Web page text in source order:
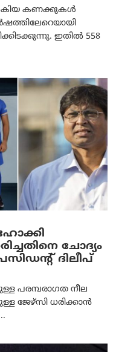
കണക്കുകൾ
ഇതിൽ 558
ചോദ്യം
ദിലീപ്
പരമ്പരാഗത നീല
ജേഴ്‌സി ധരിക്കാൻ